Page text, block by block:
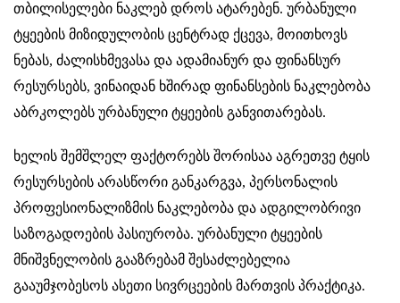
თბილისელები ნაკლებ დროს ატარებენ. ურბანული
ტყეების მიზიდულობის ცენტრად ქცევა, მოითხოვს
ნებას, ძალისხმევასა და ადამიანურ და ფინანსურ
რესურსებს, ვინაიდან ხშირად ფინანსების ნაკლებობა
აბრკოლებს ურბანული ტყეების განვითარებას.
ხელის შემშლელ ფაქტორებს შორისაა აგრეთვე ტყის
რესურსების არასწორი განკარგვა, პერსონალის
პროფესიონალიზმის ნაკლებობა და ადგილობრივი
საზოგადოების პასიურობა. ურბანული ტყეების
მნიშვნელობის გააზრებამ შესაძლებელია
გააუმჯობესოს ასეთი სივრცეების მართვის პრაქტიკა.